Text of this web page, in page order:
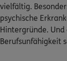
vielfältig.
psychische
Hintergründe. Und
Berufsunfähigkeit